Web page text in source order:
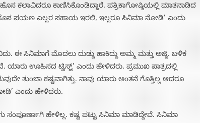
ಕಲಾವಿದರೂ ಕಾಣಿಸಿಕೊಂಡಿದ್ದಾರೆ. ಪತ್ರಿಕಾಗೋಷ್ಠಿಯಲ್ಲಿ ಮಾತನಾಡಿದ
ಪಯಣ ಎಲ್ಲರ ಸಹಾಯ ಇರಲಿ, ಇಲ್ಲರೂ ಸಿನಿಮಾ ನೋಡಿ’ ಎಂದು
ಈ ಸಿನಿಮಾಗೆ ಮೊದಲು ದುಡ್ಡು ಹಾಕಿದ್ದು ಅಮ್ಮ ಮತ್ತು ಅಜ್ಜಿ. ಬಳಿಕ
ಯಾರು ಊಹಿಸದ ಟ್ವಿಸ್ಟ್’ ಎಂದು ಹೇಳಿದರು. ಪ್ರಮುಖ ಪಾತ್ರದಲ್ಲಿ
ತುಂಬಾ ಕಷ್ಟವಾಗಿತ್ತು. ನಾವು ಯಾರು ಅಂತನೆ ಗೊತ್ತಿಲ್ಲ ಆದರೂ
ಎಂದು ಹೇಳಿದರು.
ಹೇಳಿಲ್ಲ. ಕಷ್ಟ ಪಟ್ಟು ಸಿನಿಮಾ ಮಾಡಿದ್ದೇವೆ. ಸಿನಿಮಾ